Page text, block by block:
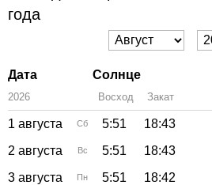
года
Дата Солнце
2026 Восход Закат
1 августа Сб 5:51 18:43
2 августа
Вс 5:51 18:43
3 августа
Пн 5:51 18:42